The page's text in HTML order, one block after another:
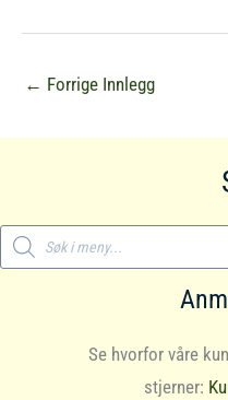
← Forrige Innlegg
Products
search
Se hvorfor våre
stjerner: